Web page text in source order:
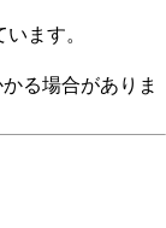
ます。
る場合がありま